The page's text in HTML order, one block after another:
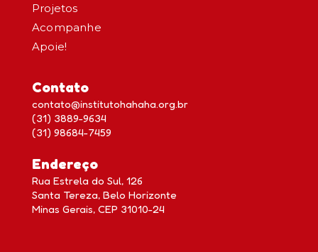
Projetos
Acompanhe
Apoie!
Contato
contato@institutohahaha.org.br
(31) 3889-9634
(31) 98684-7459
Endereço
Rua Estrela do Sul, 126
Santa Tereza, Belo Horizonte
Minas Gerais, CEP 31010-24